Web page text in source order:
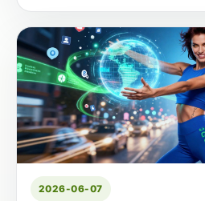
2026-06-07